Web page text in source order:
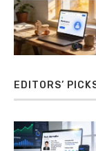
EDITORS’